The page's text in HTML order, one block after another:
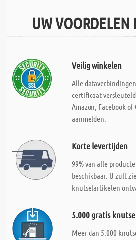
UW VOORDELEN
Veilig winkelen
Alle
certificaat
Amazon, Facebook of
aanmelden.
Korte levertijden
99% van alle
beschikbaar. U zult
knutselartikelen
5.000 gratis
Meer dan 5.000